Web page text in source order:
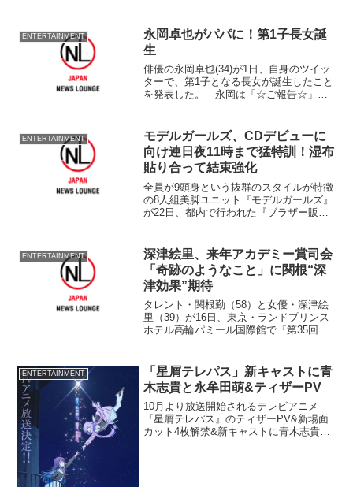
ントに登場した。 この日、出産後初
め...
ENTERTAINMENT
永岡卓也がパパに！第1子長女誕
生
俳優の永岡卓也(34)が1日、自身のツイッ
ターで、第1子となる長女が誕生したこと
を発表した。 永岡は「☆ご報告☆」と
ENTERTAINMENT
モデルガールズ、CDデビューに
向け連日夜11時まで猛特訓！湿布
貼り合って結束強化
全員が9頭身という抜群のスタイルが特徴
の8人組美脚ユニット『モデルガールズ』
が22日、都内で行われた『ブラザー販売
ウォーキングパフォーマンスを披露し、
抜群の超美脚スタ...
ENTERTAINMENT
深津絵里、来年アカデミー賞司会
「奇跡のようなこと」に関根“深
津効果”期待
タレント・関根勤（58）と女優・深津絵
里（39）が16日、東京・ランドプリンス
ホテル高輪パミール国際館で『第35回 日
のための日本映画の祭典を」をキャッチ
フレーズに19...
ENTERTAINMENT
「星屑テレパス」新キャストに青
木志貴と永牟田萌&ティザーPV
10月より放送開始されるテレビアニメ
『星屑テレパス』のティザーPV&新場面
カット4枚解禁&新キャストに青木志貴と